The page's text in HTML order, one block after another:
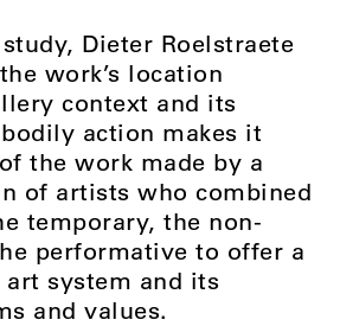
Dieter Roelstraete
work’s location
context and its
action makes it
the work made by a
of artists who combined
temporary, the non-
performative to offer a
system and its
and values.